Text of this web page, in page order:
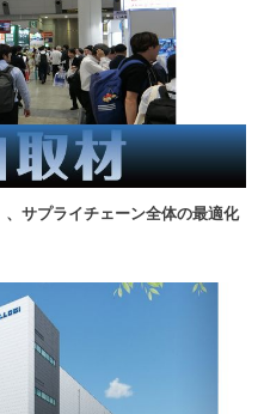
、サプライチェーン全体の最適化